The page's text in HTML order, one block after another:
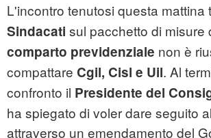
L'incontro tenutosi questa mattina
Sindacati sul pacchetto di misure
comparto previdenziale non è
compattare Cgil, Cisl e Uil. Al
confronto il Presidente del
ha spiegato di voler dare seguito
attraverso un emendamento del